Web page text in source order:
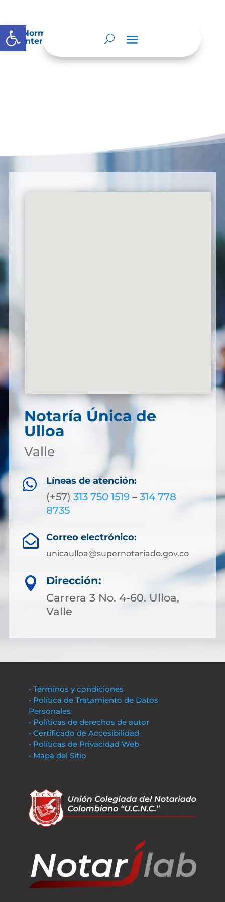
Abrir barra de herramientas
Normatividad especial que les aplique de
interés.
Notaría Única de
Ulloa
Valle
 Líneas de atención:
(+57) 313 750 1519 – 314 778
8735
 Correo electrónico:
unicaulloa@supernotariado.gov.co

Dirección:
Carrera 3 No. 4-60. Ulloa,
Valle
• Términos y condiciones
• Política de Tratamiento de Datos
Personales
• Políticas de derechos de autor
• Certificado de Accesibilidad
• Políticas de Privacidad Web
• Mapa del Sitio